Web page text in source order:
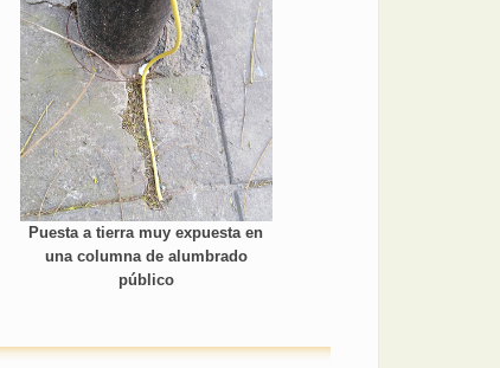
Puesta a tierra muy expuesta en
una columna de alumbrado
público